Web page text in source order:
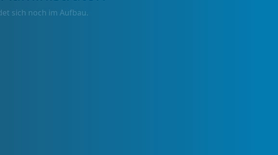
sich noch im Aufbau.